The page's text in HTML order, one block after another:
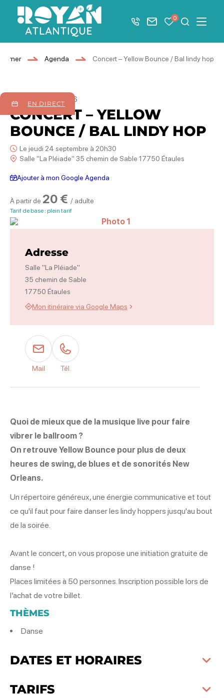
Afficher la barre de navigation du mode éco
Royan Atlantique
+33 5 46 08 21 00
Nous contacter
Mes favoris
0 JeMenu
Agenda Concert – Yellow Bounce / Bal lindy hop
EN DIRECT
24 septembre2026
CONCERT – YELLOW
BOUNCE / BAL LINDY HOP
Le jeudi 24 septembre à 20h30
Salle "La Pléiade" 35 chemin de Sable 17750 Étaules
Ajouter à mon Google Agenda
Quoi de mieux que de la musique live pour faire
vibrer le ballroom ?
On retrouve Yellow Bounce pour plus de deux
heures de swing, de blues et de sonorités New
Orleans.
Un répertoire généreux, une énergie communicative et tout
ce qu'il faut pour faire danser les lindy hoppers jusqu'au bout
de la soirée.
Avant le concert, on vous propose une initiation gratuite de
danse !
Places limitées à 50 personnes. Inscription possible lors de
l’achat de votre billet.
THÈMES
Danse
DATES ET HORAIRES
TARIFS
À partir de 20 € / adulte
Tarif de base : plein tarif
Photo 1, © Ahmed
Adresse
Salle "La Pléiade"
35 chemin de Sable
17750 Étaules
Mon itinéraire via Google Maps
Mail Tél.